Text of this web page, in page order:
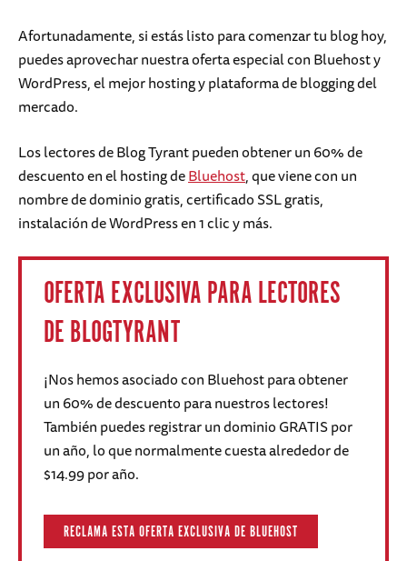
Afortunadamente, si estás listo para comenzar tu blog hoy,
puedes aprovechar nuestra oferta especial con Bluehost y
WordPress, el mejor hosting y plataforma de blogging del
mercado.
Los lectores de Blog Tyrant pueden obtener un 60% de
descuento en el hosting deBluehost, que viene con un
nombre de dominio gratis, certificado SSL gratis,
instalación de WordPress en 1 clic y más.
OFERTA EXCLUSIVA PARA LECTORES
DE BLOGTYRANT
¡Nos hemos asociado con Bluehost para obtener
un 60% de descuento para nuestros lectores!
También puedes registrar un dominio GRATIS por
un año, lo que normalmente cuesta alrededor de
$14.99 por año.
RECLAMA ESTA OFERTA EXCLUSIVA DE BLUEHOST